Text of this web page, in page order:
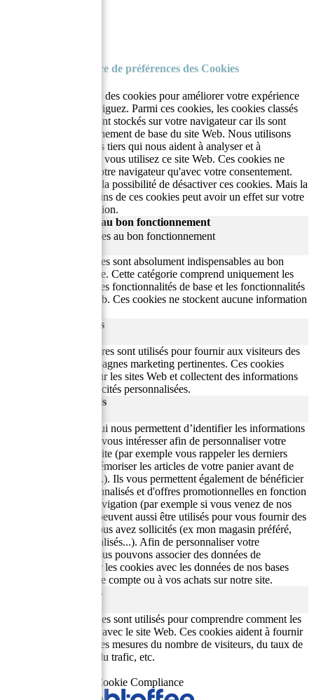
Centre de préférences des Cookies
NostalGift.com utilise des cookies pour améliorer votre expérience
pendant que vous naviguez. Parmi ces cookies, les cookies classés
comme nécessaires sont stockés sur votre navigateur car ils sont
essentiels au fonctionnement de base du site Web. Nous utilisons
également des cookies tiers qui nous aident à analyser et à
comprendre comment vous utilisez ce site Web. Ces cookies ne
seront stockés dans votre navigateur qu'avec votre consentement.
Vous avez également la possibilité de désactiver ces cookies. Mais la
désactivation de certains de ces cookies peut avoir un effet sur votre
expérience de navigation.
Cookies nécessaires au bon fonctionnement
Cookies nécessaires au bon fonctionnement
Les cookies nécessaires sont absolument indispensables au bon
fonctionnement du site. Cette catégorie comprend uniquement les
cookies qui assurent les fonctionnalités de base et les fonctionnalités
de sécurité du site Web. Ces cookies ne stockent aucune information
Cookies publicitaires
Les cookies publicitaires sont utilisés pour fournir aux visiteurs des
publicités et des campagnes marketing pertinentes. Ces cookies
suivent les visiteurs sur les sites Web et collectent des informations
pour fournir des publicités personnalisées.
Cookies Fonctionnels
Il s'agit des cookies qui nous permettent d’identifier les informations
du site qui pourraient vous intéresser afin de personnaliser votre
expérience sur notre site (par exemple vous rappeler les derniers
produits consultés, mémoriser les articles de votre panier avant de
poursuivre vos achats.). Ils vous permettent également de bénéficier
de nos conseils personnalisés et d'offres promotionnelles en fonction
de votre origine de navigation (par exemple si vous venez de nos
sites partenaires). Ils peuvent aussi être utilisés pour vous fournir des
fonctionnalités que vous avez sollicités (ex mon magasin préféré,
mes conseils personnalisés...). Afin de personnaliser votre
expérience d’achat nous pouvons associer des données de
navigation traitées par les cookies avec les données de nos bases
clients relatives à votre compte ou à vos achats sur notre site.
Cookies Analytiques
Les cookies analytiques sont utilisés pour comprendre comment les
visiteurs interagissent avec le site Web. Ces cookies aident à fournir
des informations sur les mesures du nombre de visiteurs, du taux de
rebond, de la source du trafic, etc.
Powered by GDPR Cookie Compliance